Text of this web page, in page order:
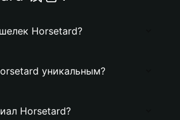
Horsetard?
уникальным?
Horsetard?